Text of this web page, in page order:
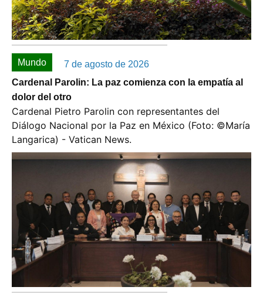
Mundo
7 de agosto de 2026
Cardenal Parolin: La paz comienza con la empatía al
dolor del otro
Cardenal Pietro Parolin con representantes del
Diálogo Nacional por la Paz en México (Foto: ©️María
Langarica) - Vatican News.